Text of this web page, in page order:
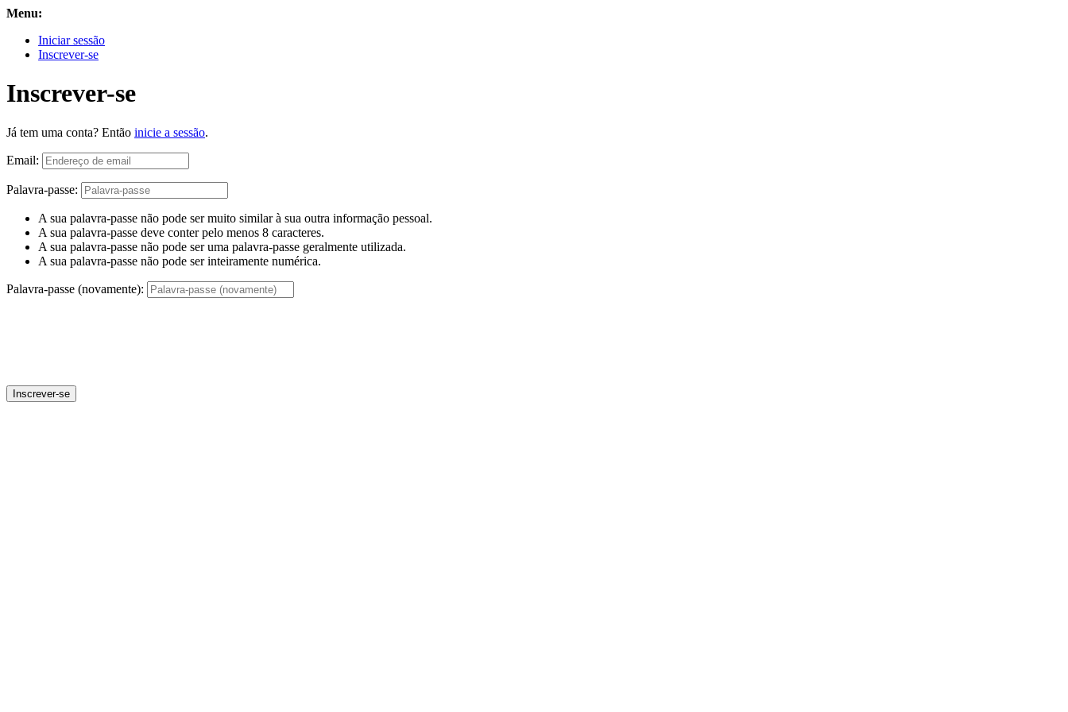
Menu:
Iniciar sessão
Inscrever-se
Inscrever-se
Já tem uma conta? Então inicie a sessão.
Email:
Palavra-passe:
A sua palavra-passe não pode ser muito similar à sua outra informação pessoal.
A sua palavra-passe deve conter pelo menos 8 caracteres.
A sua palavra-passe não pode ser uma palavra-passe geralmente utilizada.
A sua palavra-passe não pode ser inteiramente numérica.
Palavra-passe (novamente):
Inscrever-se